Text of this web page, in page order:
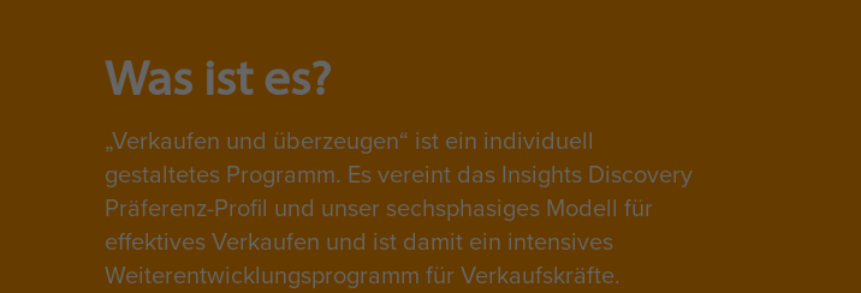
Was ist es?
Verkaufen und überzeugen“ ist ein individuell
gestaltetes Programm. Es vereint das Insights Discovery
Präferenz-Profil und unser sechsphasiges Modell für
effektives Verkaufen und ist damit ein intensives
Weiterentwicklungsprogramm für Verkaufskräfte.